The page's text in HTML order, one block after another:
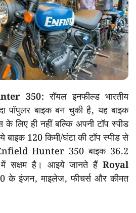
350:रॉयल इनफील्ड भारतीय
पॉपुलर बाइक बन चुकी है, यह बाइक
के लिए ही नहीं बल्कि अपनी टॉप स्पीड
बाइक 120 किमी/घंटा की टॉप स्पीड से
Hunter 350 बाइक 36.2
सक्षम है। आइये जानते हैं Royal
0 के इंजन, माइलेज, फीचर्स और कीमत